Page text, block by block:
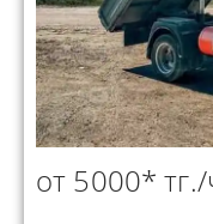
от 5000*